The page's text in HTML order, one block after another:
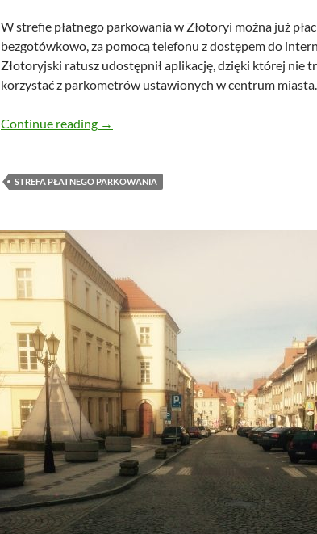
W strefie płatnego parkowania w Złotoryi można już
bezgotówkowo, za pomocą telefonu z dostępem do
Złotoryjski ratusz udostępnił aplikację, dzięki której nie
korzystać z parkometrów ustawionych w centrum miasta.
Continue reading Smartfon zamiast parkometru na
→
STREFA PŁATNEGO PARKOWANIA